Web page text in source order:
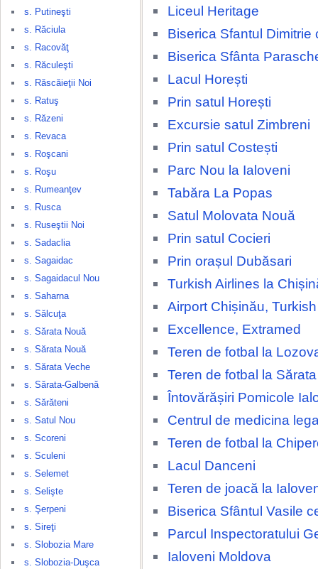
s. Putineşti
s. Răciula
s. Racovăţ
s. Răculeşti
s. Răscăieţii Noi
s. Ratuş
s. Răzeni
s. Revaca
s. Roşcani
s. Roşu
s. Rumeanţev
s. Rusca
s. Ruseştii Noi
s. Sadaclia
s. Sagaidac
s. Sagaidacul Nou
s. Saharna
s. Sălcuţa
s. Sărata Nouă
s. Sărata Nouă
s. Sărata Veche
s. Sărata-Galbenă
s. Sărăteni
s. Satul Nou
s. Scoreni
s. Sculeni
s. Selemet
s. Selişte
s. Şerpeni
s. Sireţi
s. Slobozia Mare
s. Slobozia-Duşca
Liceul Heritage
Biserica Sfantul Dimitrie
Biserica Sfânta
Lacul Horești
Prin satul Horești
Excursie satul Zimbreni
Prin satul Costești
Parc Nou la Ialoveni
Tabăra La Popas
Satul Molovata Nouă
Prin satul Cocieri
Prin orașul Dubăsari
Turkish Airlines la
Airport Chișinău,
Excellence, Extramed
Teren de fotbal la
Teren de fotbal la
Întovărășiri Pomicole
Centrul de medicina
Teren de fotbal la
Lacul Danceni
Teren de joacă la
Biserica Sfântul Vasile
Parcul Inspectoratului
Ialoveni Moldova